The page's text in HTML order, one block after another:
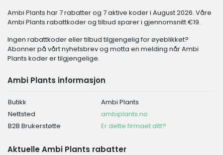
Ambi Plants har 7 rabatter og 7 aktive koder i August 2026. Våre
Ambi Plants rabattkoder og tilbud sparer i gjennomsnitt €19.
Ingen rabattkoder eller tilbud tilgjengelig for øyeblikket?
Abonner på vårt nyhetsbrev og motta en melding når Ambi
Plants koder er tilgjengelige.
Ambi Plants informasjon
Butikk
Ambi Plants
Nettsted
ambiplants.no
B2B Brukerstøtte
Er dette firmaet ditt?
Aktuelle Ambi Plants rabatter